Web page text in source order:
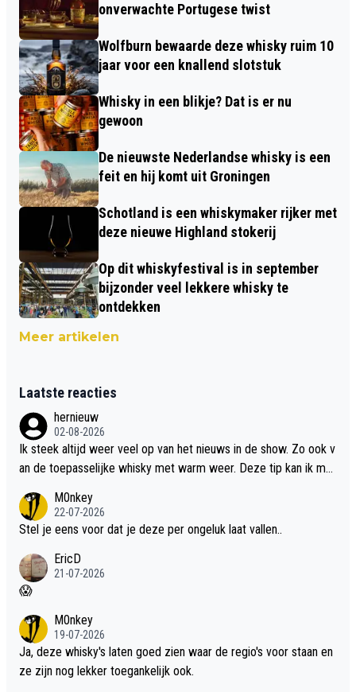
onverwachte Portugese twist
Wolfburn bewaarde deze whisky ruim 10
jaar voor een knallend slotstuk
Whisky in een blikje? Dat is er nu
gewoon
De nieuwste Nederlandse whisky is een
feit en hij komt uit Groningen
Schotland is een whiskymaker rijker met
deze nieuwe Highland stokerij
Op dit whiskyfestival is in september
bijzonder veel lekkere whisky te
ontdekken
Meer artikelen
Laatste reacties
hernieuw
02-08-2026
Ik steek altijd weer veel op van het nieuws in de show. Zo ook v
an de toepasselijke whisky met warm weer. Deze tip kan ik met
M0nkey
22-07-2026
Stel je eens voor dat je deze per ongeluk laat vallen..
EricD
21-07-2026
😱
M0nkey
19-07-2026
Ja, deze whisky's laten goed zien waar de regio's voor staan en
ze zijn nog lekker toegankelijk ook.